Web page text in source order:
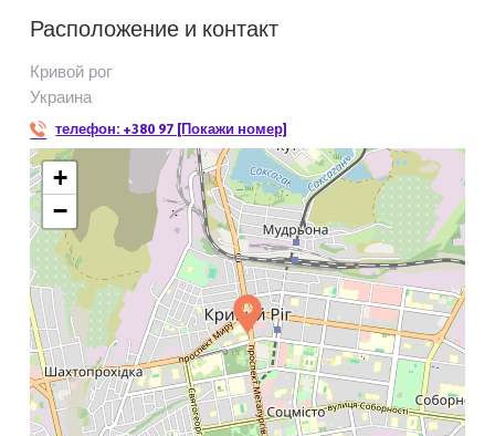
Расположение и контакт
Кривой рог
Украина
телефон: +380 97 [Покажи номер]
+
−